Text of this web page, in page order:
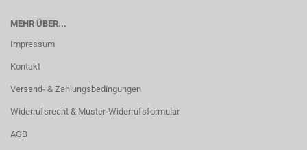
MEHR ÜBER...
Impressum
Kontakt
Versand- & Zahlungsbedingungen
Widerrufsrecht & Muster-Widerrufsformular
AGB